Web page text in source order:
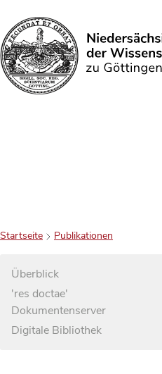
Suchen
Startseite Publikationen
Überblick
'res doctae'
Dokumentenserver
Digitale Bibliothek